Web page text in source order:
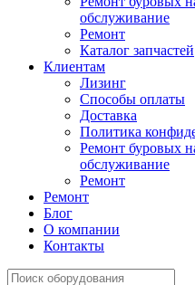
обслуживание
Ремонт
Каталог запчастей
Клиентам
Лизинг
Способы оплаты
Доставка
Политика
Ремонт буровых
обслуживание
Ремонт
Ремонт
Блог
О компании
Контакты